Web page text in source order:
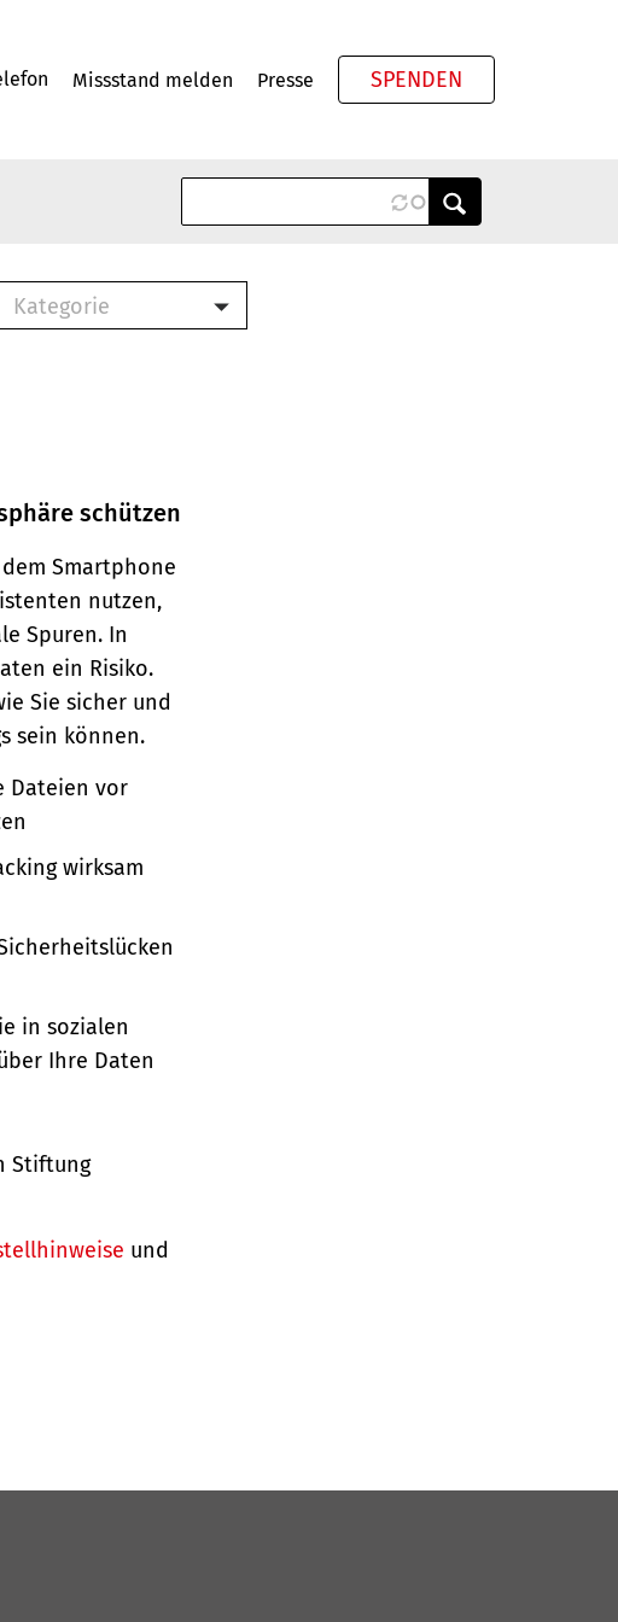
Missstand melden Presse SPENDEN
Kategorie
Buchschützen
Smartphone
nutzen,
Spuren. In
ein Risiko.
Sie sicher und
sein können.
Dateien vor
wirksam
in sozialen
Ihre Daten
Stiftung
und